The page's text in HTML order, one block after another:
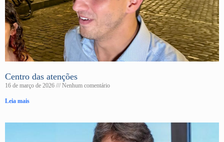
Centro das atenções
16 de março de 2026 Nenhum comentário
Leia mais